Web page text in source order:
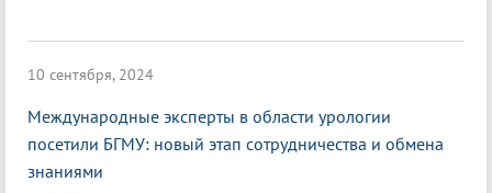
10 сентября, 2024
Международные эксперты в области урологии
посетили БГМУ: новый этап сотрудничества и обмена
знаниями